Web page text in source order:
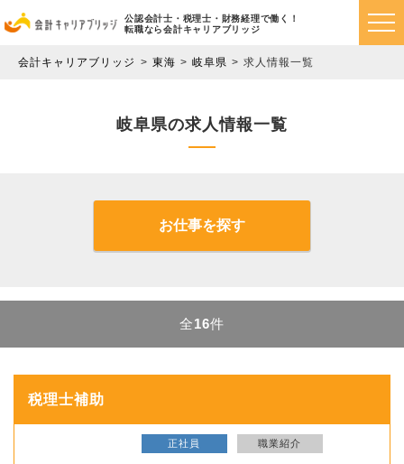
公認会計士・税理士・財務経理で働く！
転職なら会計キャリアブリッジ
会計キャリアブリッジ 東海 岐阜県 求人情報一覧
岐阜県の求人情報一覧
お仕事を探す
全16件
税理士補助
正社員 職業紹介